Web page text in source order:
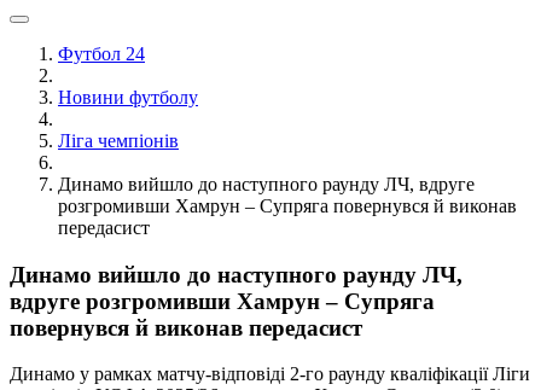
Футбол 24
Новини футболу
Ліга чемпіонів
Динамо вийшло до наступного раунду ЛЧ, вдруге
розгромивши Хамрун – Супряга повернувся й виконав
передасист
Динамо вийшло до наступного раунду ЛЧ,
вдруге розгромивши Хамрун – Супряга
повернувся й виконав передасист
Динамо у рамках матчу-відповіді 2-го раунду кваліфікації Ліги